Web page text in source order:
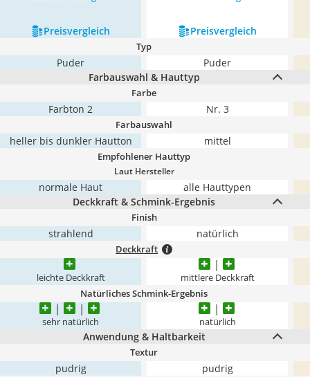
Preis­vergleich Preis­vergleich
Typ
Puder
Puder
Farbauswahl & Hauttyp
Farbe
Farbton 2 Nr. 3
Farbauswahl
heller bis dunkler Hautton mittel
Empfohlener Hauttyp
Laut Hersteller
normale Haut
alle Hauttypen
Deckkraft & Schmink-Ergebnis
Finish
strahlend natürlich
Deckkraft
leichte Deckkraft mittlere Deckkraft
Natürliches Schmink-Ergebnis
sehr natürlich natürlich
Anwendung & Haltbarkeit
Textur
pudrig pudrig